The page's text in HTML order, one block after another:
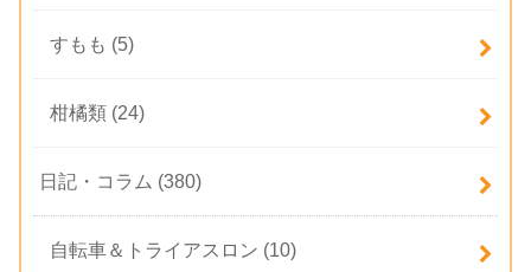
すもも (5)
柑橘類 (24)
日記・コラム (380)
自転車＆トライアスロン (10)